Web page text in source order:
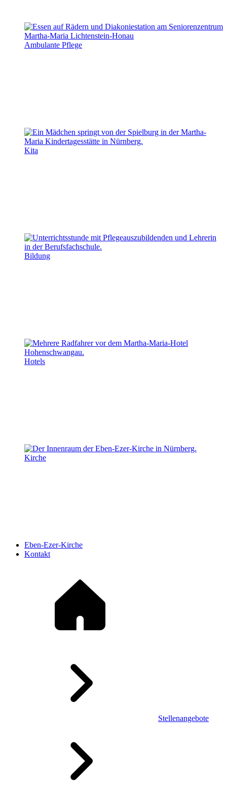
Ambulante Pflege
Kita
Bildung
Hotels
Kirche
Eben-Ezer-Kirche
Kontakt
Stellenangebote